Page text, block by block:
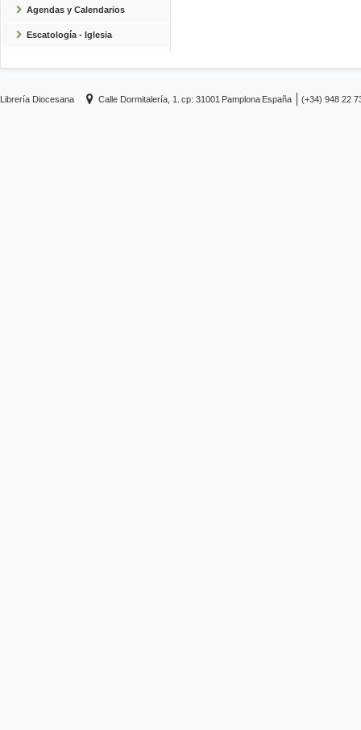
Agendas y Calendarios
Escatología - Iglesia
Librería Diocesana Calle Dormitalería, 1. cp: 31001 Pamplona España (+34) 948 22